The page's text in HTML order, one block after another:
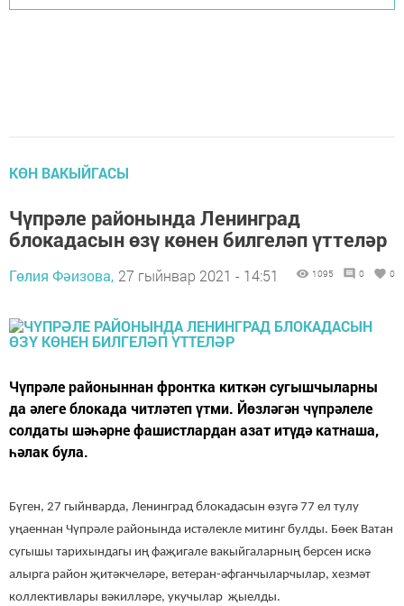
КӨН ВАКЫЙГАСЫ
Чүпрәле районында Ленинград
блокадасын өзү көнен билгеләп үттеләр
Гөлия Фәизова, 27 гыйнвар 2021 - 14:51 1095 0 0
Чүпрәле районыннан фронтка киткән сугышчыларны
да әлеге блокада читләтеп үтми. Йөзләгән чүпрәлеле
солдаты шәһәрне фашистлардан азат итүдә катнаша,
һәлак була.
Бүген, 27 гыйнварда, Ленинград блокадасын өзүгә 77 ел тулу
уңаеннан Чүпрәле районында истәлекле митинг булды. Бөек Ватан
сугышы тарихындагы иң фаҗигале вакыйгаларның берсен искә
алырга район җитәкчеләре, ветеран-әфганчыларчылар, хезмәт
коллективлары вәкилләре, укучылар җыелды.